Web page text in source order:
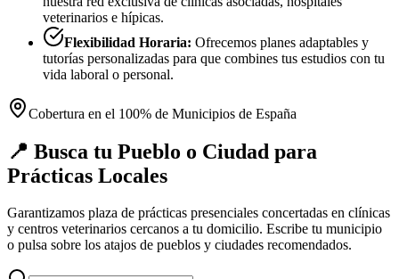
veterinarios e hípicas.
Flexibilidad Horaria: Ofrecemos planes adaptables y
tutorías personalizadas para que combines tus estudios con tu
vida laboral o personal.
Cobertura en el 100% de Municipios de España
📍 Busca tu Pueblo o Ciudad para
Prácticas Locales
Garantizamos plaza de prácticas presenciales concertadas en clínicas
y centros veterinarios cercanos a tu domicilio. Escribe tu municipio
o pulsa sobre los atajos de pueblos y ciudades recomendados.